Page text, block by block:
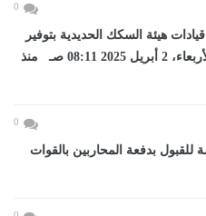
0
هيئة السكك الحديدية بتوفير
أماكن في رحلات...اليوم الأربعاء، 2 أبريل 2025 08:11 صـ منذ
0
بدفعة المحاربين بالقوات